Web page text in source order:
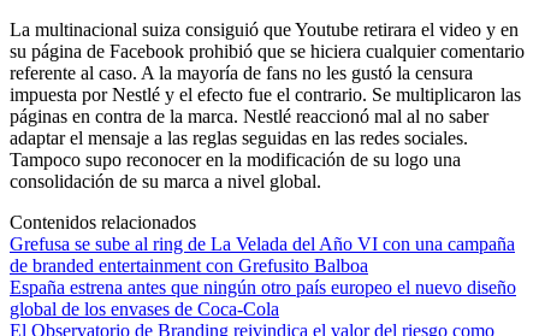
La multinacional suiza consiguió que Youtube retirara el video y en
su página de Facebook prohibió que se hiciera cualquier comentario
referente al caso. A la mayoría de fans no les gustó la censura
impuesta por Nestlé y el efecto fue el contrario. Se multiplicaron las
páginas en contra de la marca. Nestlé reaccionó mal al no saber
adaptar el mensaje a las reglas seguidas en las redes sociales.
Tampoco supo reconocer en la modificación de su logo una
consolidación de su marca a nivel global.
Contenidos relacionados
Grefusa se sube al ring de La Velada del Año VI con una campaña
de branded entertainment con Grefusito Balboa
España estrena antes que ningún otro país europeo el nuevo diseño
global de los envases de Coca-Cola
El Observatorio de Branding reivindica el valor del riesgo como